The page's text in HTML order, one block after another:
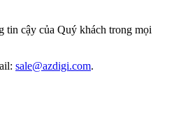
tin cậy của Quý khách trong mọi
sale@azdigi.com.